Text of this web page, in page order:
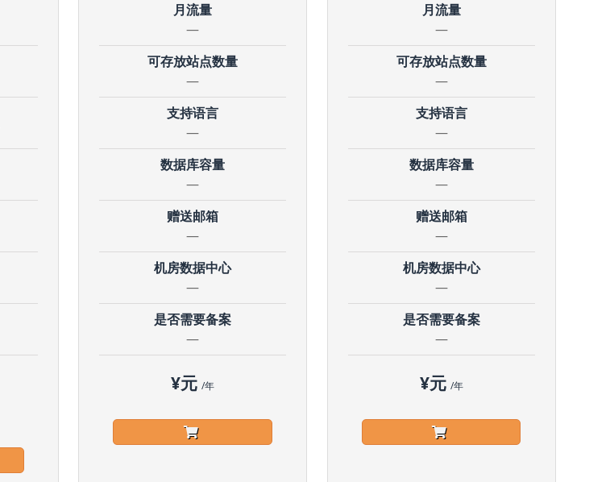
月流量
—
可存放站点数量
—
支持语言
—
数据库容量
—
赠送邮箱
—
机房数据中心
—
是否需要备案
—
¥元 /年
月流量
—
可存放站点数量
—
支持语言
—
数据库容量
—
赠送邮箱
—
机房数据中心
—
是否需要备案
—
¥元 /年